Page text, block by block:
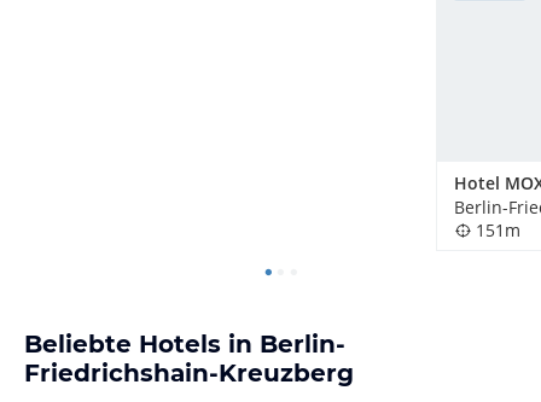
151m
Beliebte Hotels in Berlin-
Friedrichshain-Kreuzberg